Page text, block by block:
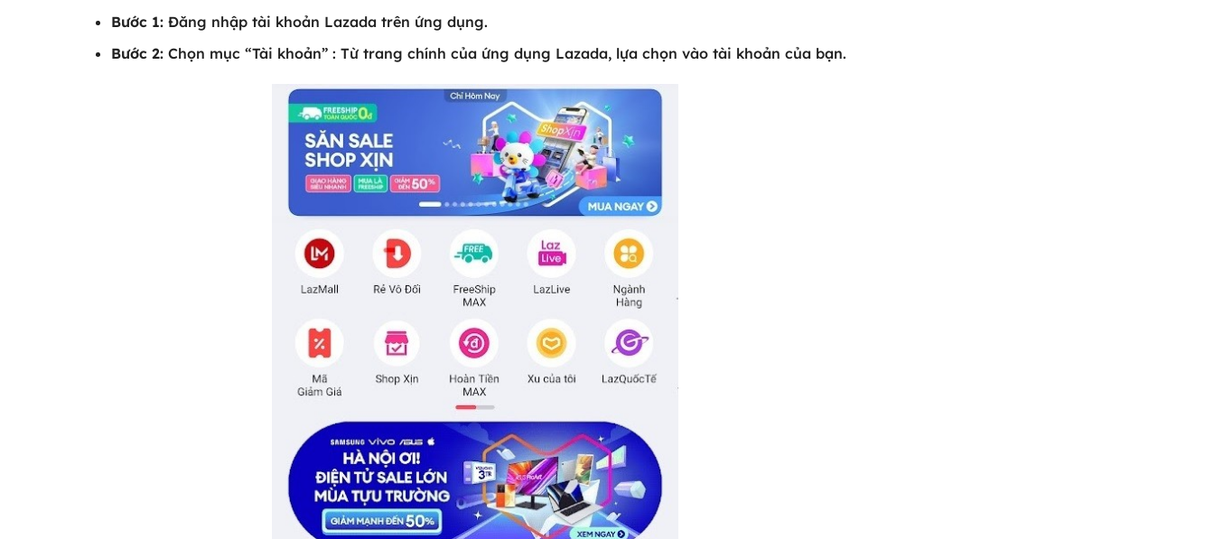
Bước 1:Đăng nhập tài khoản Lazada trên ứng dụng.
Bước 2:Chọn mục “Tài khoản” : Từ trang chính của ứng dụng Lazada, lựa chọn vào tài khoản của bạn.